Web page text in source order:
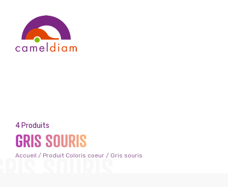
4 Produits
GRIS SOURIS
Accueil / Produit Coloris coeur / Gris souris
SOURIS